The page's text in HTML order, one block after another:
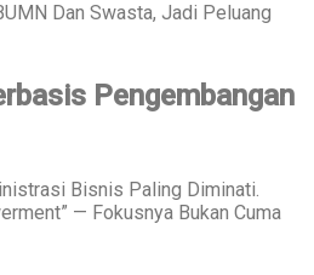
Dan Swasta, Jadi Peluang
Pengembangan
Bisnis Paling Diminati.
— Fokusnya Bukan Cuma